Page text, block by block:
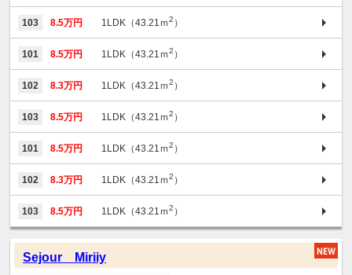
103 8.5万円 1LDK（43.21ｍ2 ）
101 8.5万円 1LDK（43.21ｍ2 ）
102 8.3万円 1LDK（43.21ｍ2 ）
103 8.5万円 1LDK（43.21ｍ2 ）
101 8.5万円 1LDK（43.21ｍ2 ）
102 8.3万円 1LDK（43.21ｍ2 ）
103 8.5万円 1LDK（43.21ｍ2 ）
Sejour Miriiy